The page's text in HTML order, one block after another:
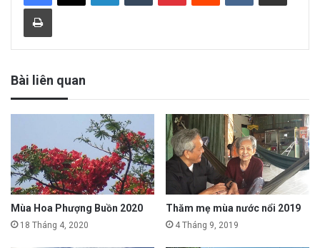
Bài liên quan
Mùa Hoa Phượng Buồn 2020
18 Tháng 4, 2020
Thăm mẹ mùa nước nổi 2019
4 Tháng 9, 2019